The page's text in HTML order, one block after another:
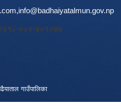
info@badhaiyatalmun.gov.np
१६१८-०८४-४०१०७७
गाउँपालिका